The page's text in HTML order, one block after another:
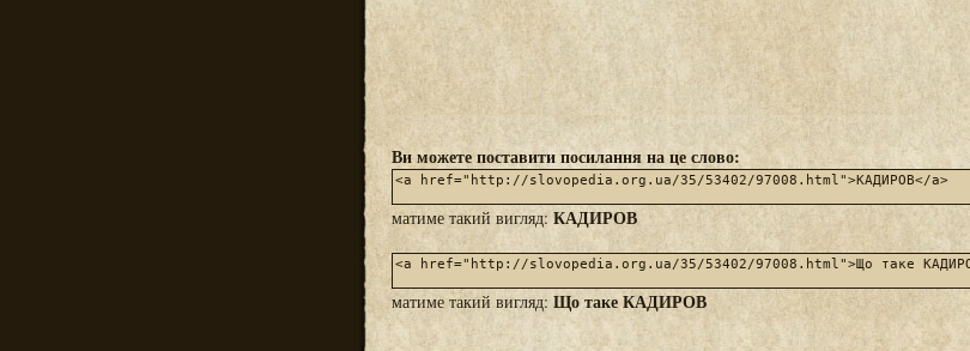
Ви можете поставити посилання на це слово:
матиме такий вигляд: КАДИРОВ
матиме такий вигляд: Що таке КАДИРОВ